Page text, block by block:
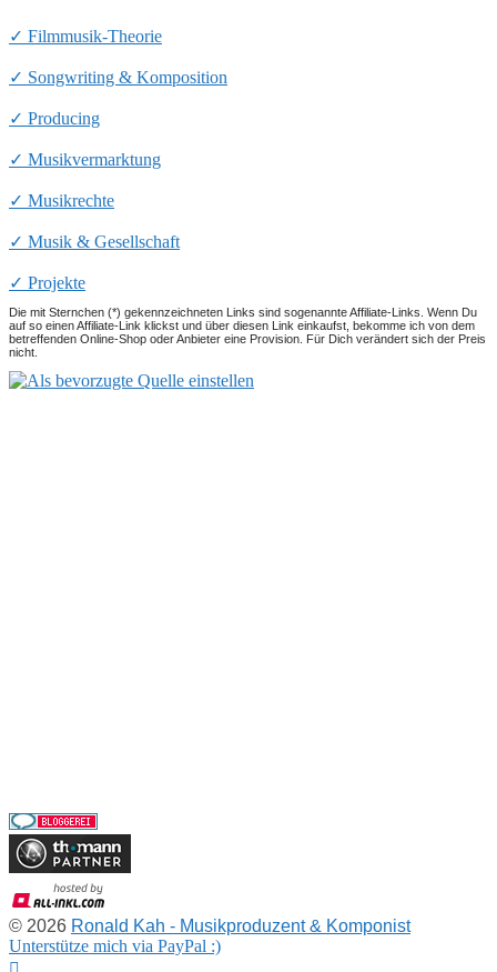
✓ Filmmusik-Theorie
✓ Songwriting & Komposition
✓ Producing
✓ Musikvermarktung
✓ Musikrechte
✓ Musik & Gesellschaft
✓ Projekte
Die mit Sternchen (*) gekennzeichneten Links sind sogenannte Affiliate-Links. Wenn Du
auf so einen Affiliate-Link klickst und über diesen Link einkaufst, bekomme ich von dem
betreffenden Online-Shop oder Anbieter eine Provision. Für Dich verändert sich der Preis
nicht.
© 2026 Ronald Kah - Musikproduzent & Komponist
Unterstütze mich via PayPal :)